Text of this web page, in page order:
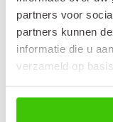
partners voor
partners kunnen
informatie die u
verzameld op